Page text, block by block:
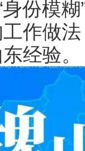
身份模
作做
经验。